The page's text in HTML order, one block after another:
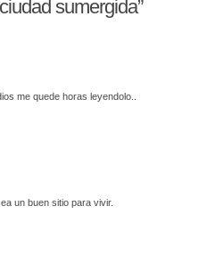
sumergida”
me quede horas leyendolo..
un buen sitio para vivir.